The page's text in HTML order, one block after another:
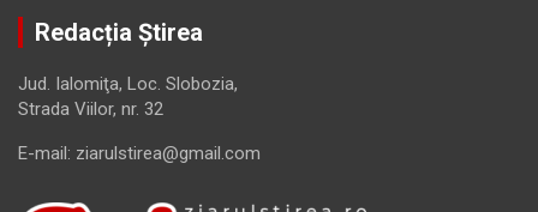
Redacția Știrea
Jud. Ialomiţa, Loc. Slobozia,
Strada Viilor, nr. 32
E-mail: ziarulstirea@gmail.com